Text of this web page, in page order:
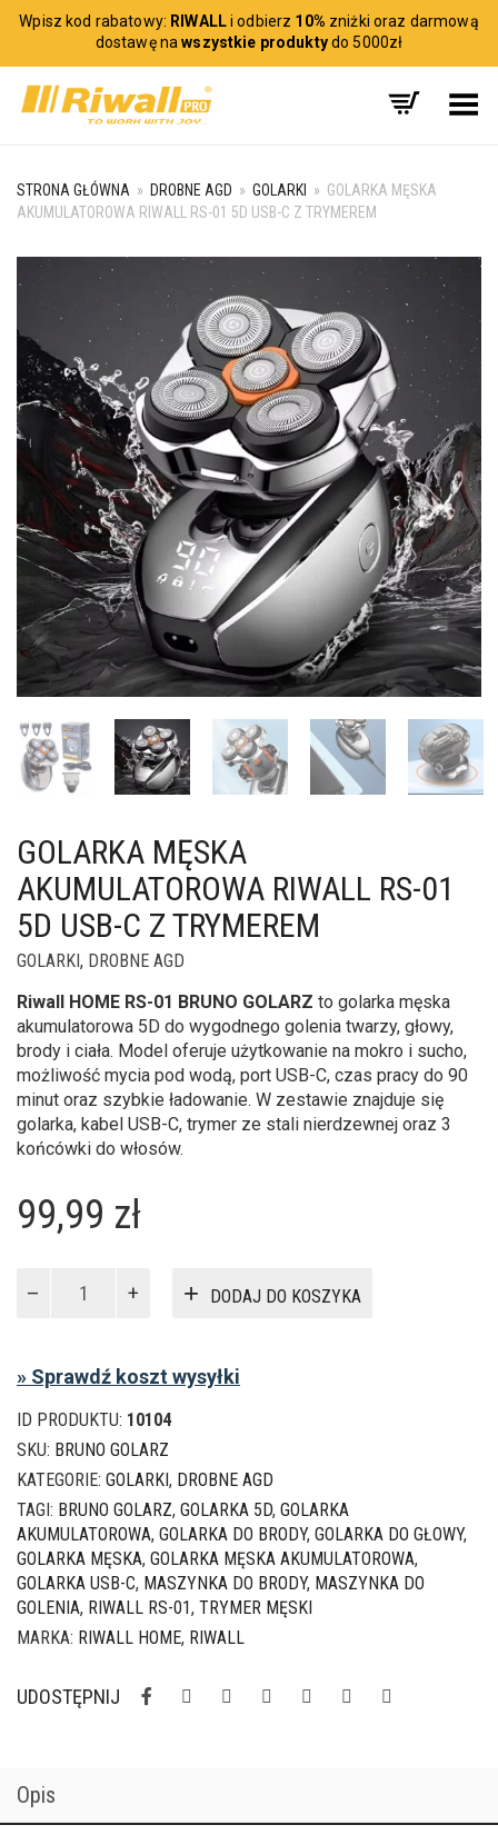
Wpisz kod rabatowy: RIWALLi odbierz 10% zniżki oraz darmową
dostawę nawszystkie produktydo 5000zł
Toggle Menu
STRONA GŁÓWNA » DROBNE AGD » GOLARKI » GOLARKA MĘSKA
AKUMULATOROWA RIWALL RS-01 5D USB-C Z TRYMEREM
GOLARKA MĘSKA
AKUMULATOROWA RIWALL RS-01
5D USB-C Z TRYMEREM
GOLARKI , DROBNE AGD
Riwall HOME RS-01 BRUNO GOLARZ to golarka męska
akumulatorowa 5D do wygodnego golenia twarzy, głowy,
brody i ciała. Model oferuje użytkowanie na mokro i sucho,
możliwość mycia pod wodą, port USB-C, czas pracy do 90
minut oraz szybkie ładowanie. W zestawie znajduje się
golarka, kabel USB-C, trymer ze stali nierdzewnej oraz 3
końcówki do włosów.
99,99 zł
Riwall
01
5D
USB-
C
z
trymerem
DODAJ DO KOSZYKA
» Sprawdź koszt wysyłki
ID PRODUKTU: 10104
SKU: BRUNO GOLARZ
KATEGORIE: GOLARKI , DROBNE AGD
TAGI: BRUNO GOLARZ, GOLARKA 5D, GOLARKA
AKUMULATOROWA, GOLARKA DO BRODY, GOLARKA DO GŁOWY,
GOLARKA MĘSKA, GOLARKA MĘSKA AKUMULATOROWA,
GOLARKA USB-C, MASZYNKA DO BRODY, MASZYNKA DO
GOLENIA, RIWALL RS-01, TRYMER MĘSKI
MARKA: RIWALL HOME, RIWALL
UDOSTĘPNIJ
Opis